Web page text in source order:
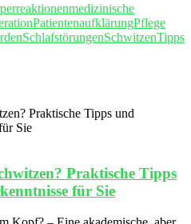
medizinische
PatientenaufklärungPflege
SchlafstörungenSchwitzenTipps
Praktische Tipps
für Sie